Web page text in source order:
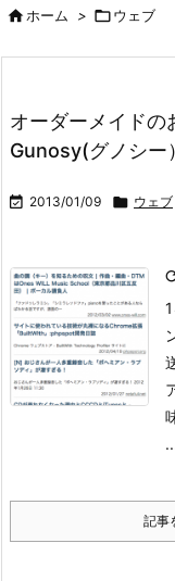
ホーム > ウェブ
オーダーメイドの
Gunosy(グノシー
 2013/01/09  ウェブ
記事